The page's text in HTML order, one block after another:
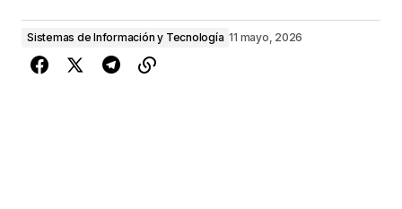
Sistemas de Información y Tecnología 11 mayo, 2026